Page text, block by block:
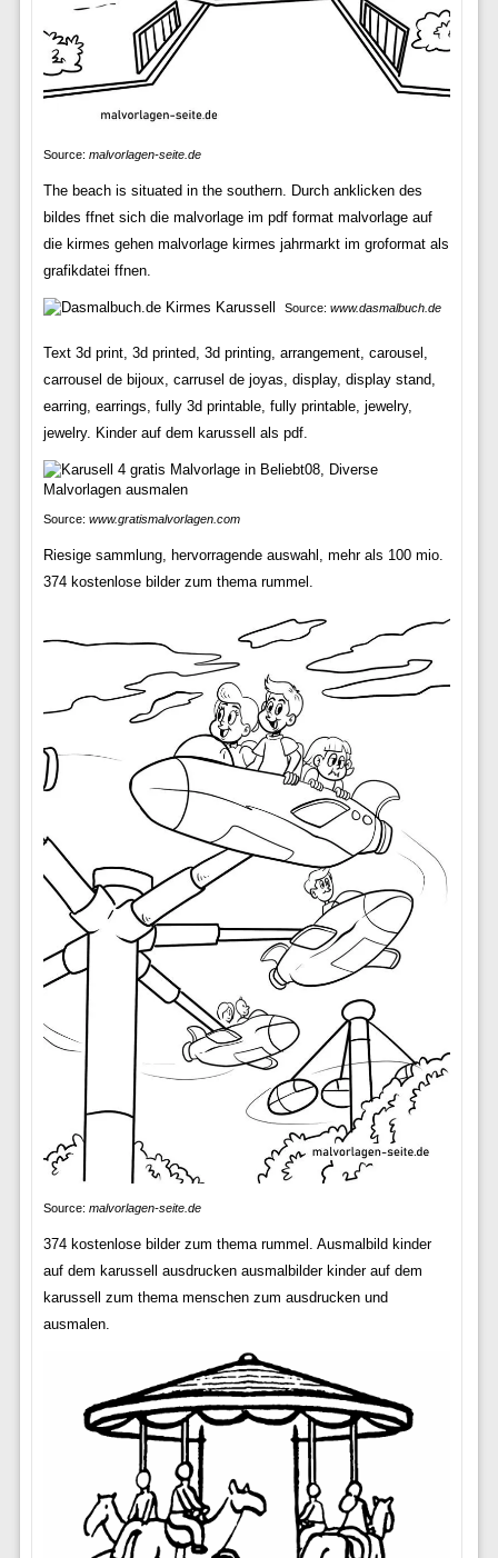
Source: malvorlagen-seite.de
The beach is situated in the southern. Durch anklicken des
bildes ffnet sich die malvorlage im pdf format malvorlage auf
die kirmes gehen malvorlage kirmes jahrmarkt im groformat als
grafikdatei ffnen.
Source: www.dasmalbuch.de
Text 3d print, 3d printed, 3d printing, arrangement, carousel,
carrousel de bijoux, carrusel de joyas, display, display stand,
earring, earrings, fully 3d printable, fully printable, jewelry,
jewelry. Kinder auf dem karussell als pdf.
Source: www.gratismalvorlagen.com
Riesige sammlung, hervorragende auswahl, mehr als 100 mio.
374 kostenlose bilder zum thema rummel.
Source: malvorlagen-seite.de
374 kostenlose bilder zum thema rummel. Ausmalbild kinder
auf dem karussell ausdrucken ausmalbilder kinder auf dem
karussell zum thema menschen zum ausdrucken und
ausmalen.